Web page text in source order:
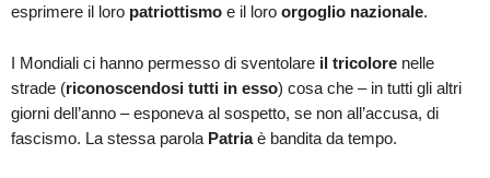
esprimere il loro patriottismo e il loro orgoglio nazionale.
I Mondiali ci hanno permesso di sventolare il tricolore nelle
strade (riconoscendosi tutti in esso) cosa che – in tutti gli altri
giorni dell’anno – esponeva al sospetto, se non all’accusa, di
fascismo. La stessa parola Patriaè bandita da tempo.